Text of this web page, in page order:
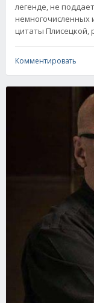
легенде, не
немногочисленных
цитаты
Комментировать